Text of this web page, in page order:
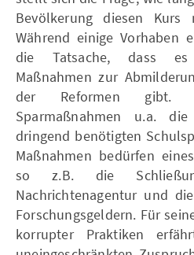
Bevölkerung diesen
Während einige Vorhaben
die Tatsache, dass es
Maßnahmen zur
der Reformen gibt.
Sparmaßnahmen u.a.
dringend benötigten
Maßnahmen bedürfen
so z.B. die
Nachrichtenagentur und
Forschungsgeldern. Für
korrupter Praktiken